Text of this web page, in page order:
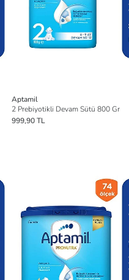
Aptamil
2 Prebiyotikli Devam Sütü 800 Gr
999,90 TL